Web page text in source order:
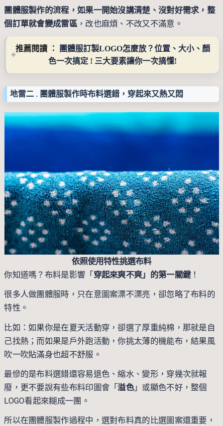
團體服製作的流程，如果一開始沒講清楚、沒對好需求，整
個訂單就會變成雷區，改也麻煩、不改又不滿意。
推薦閱讀 ：
團體服訂製LOGO怎麼放？位置、大小、顏
色一次搞定 ! 三大要素讓你一次搞懂!
地雷二 . 團體服製作時布料選錯，穿起來又熱又悶
依照使用特性挑選布料
你知道嗎？布料是影響「穿起來爽不爽」的第一關鍵！
很多人做團體服時，只在意圖案漂不漂亮，卻忽略了布料的
特性。
比如：如果你是在夏天活動穿，卻選了厚重純棉，那就是自
己找熱；而如果是戶外跑活動，你挑太薄的機能布，結果風
吹一吹貼滿身也超不舒服。
最慘的是布料選錯還容易退色、縮水、變形，穿幾次就報
廢，更不要說有些布料印圖會「溢色」或顯色不好，整個
LOGO看起來糊成一團。
所以在團體服製作過程中，選對布料真的比選圖案還重要，